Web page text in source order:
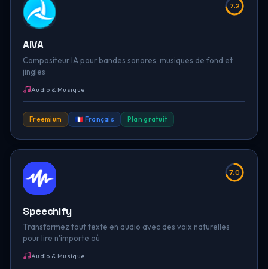
7.2
AIVA
Compositeur IA pour bandes sonores, musiques de fond et
jingles
Audio & Musique
Freemium 🇫🇷 Français Plan gratuit
7.0
Speechify
Transformez tout texte en audio avec des voix naturelles
pour lire n'importe où
Audio & Musique